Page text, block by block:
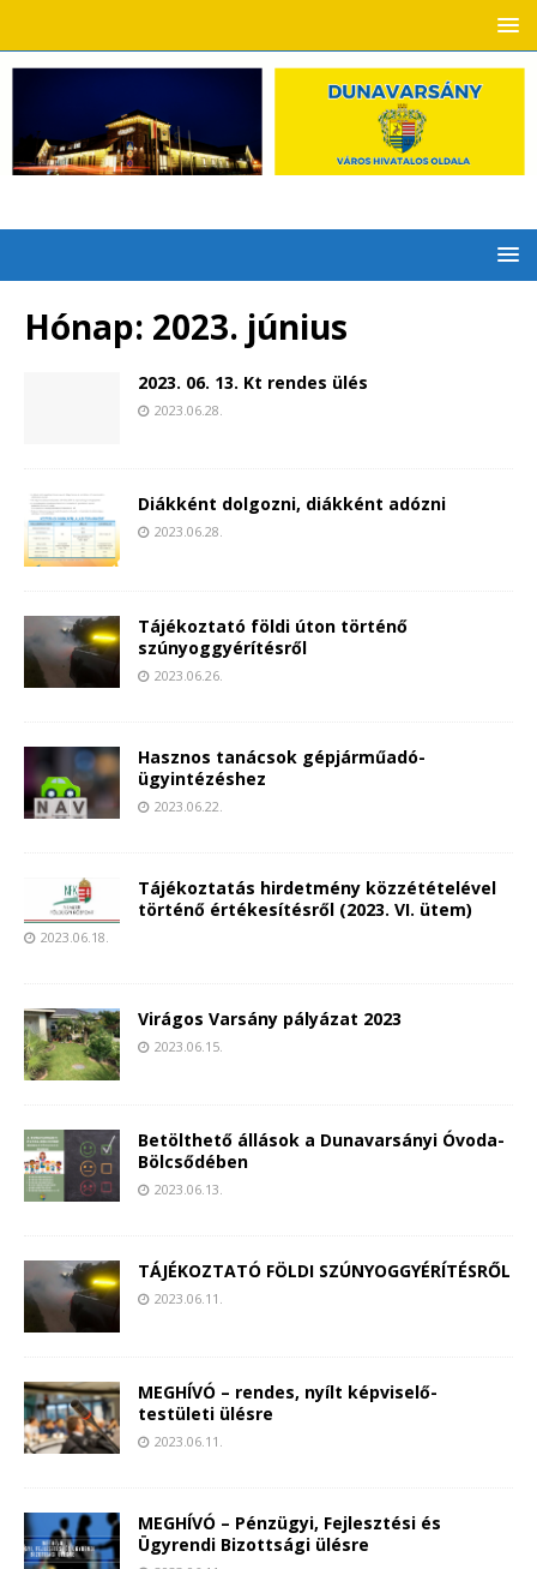
Hónap: 2023. június
2023. 06. 13. Kt rendes ülés
2023.06.28.
Diákként dolgozni, diákként adózni
2023.06.28.
Tájékoztató földi úton történő
szúnyoggyérítésről
2023.06.26.
Hasznos tanácsok gépjárműadó-
ügyintézéshez
2023.06.22.
Tájékoztatás hirdetmény közzétételével
történő értékesítésről (2023. VI. ütem)
2023.06.18.
Virágos Varsány pályázat 2023
2023.06.15.
Betölthető állások a Dunavarsányi Óvoda-
Bölcsődében
2023.06.13.
TÁJÉKOZTATÓ FÖLDI SZÚNYOGGYÉRÍTÉSRŐL
2023.06.11.
MEGHÍVÓ – rendes, nyílt képviselő-
testületi ülésre
2023.06.11.
MEGHÍVÓ – Pénzügyi, Fejlesztési és
Ügyrendi Bizottsági ülésre